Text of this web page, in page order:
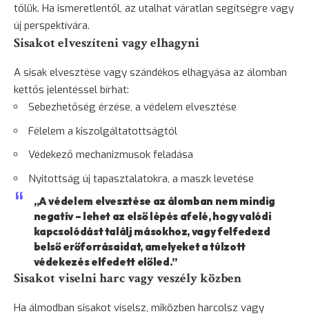
tőlük. Ha ismeretlentől, az utalhat váratlan segítségre vagy
új perspektívára.
Sisakot elveszíteni vagy elhagyni
A sisak elvesztése vagy szándékos elhagyása az álomban
kettős jelentéssel bírhat:
Sebezhetőség érzése, a védelem elvesztése
Félelem a kiszolgáltatottságtól
Védekező mechanizmusok feladása
Nyitottság új tapasztalatokra, a maszk levetése
„A védelem elvesztése az álomban nem mindig
negatív – lehet az első lépés afelé, hogy valódi
kapcsolódást találj másokhoz, vagy felfedezd
belső erőforrásaidat, amelyeket a túlzott
védekezés elfedett előled.”
Sisakot viselni harc vagy veszély közben
Ha álmodban sisakot viselsz, miközben harcolsz vagy